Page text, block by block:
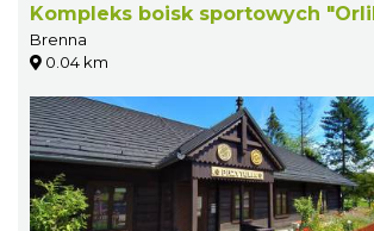
Kompleks boisk sportowych
Brenna
0.04 km